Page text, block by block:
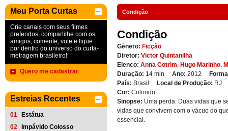
Meu Porta Curtas
Crie canais com seus filmes
preferidos, compartilhe com os
amigos, comente, vote e fique
por dentro do universo do curta-
metragem brasileiro!
Quero me cadastrar
Estreias Recentes
01
Estátua
02
Impávido Colosso
Condição
Condição
Gênero: Ficção
Diretor: Victor Quintanilha
Elenco: Anna Cotrim, Hugo Marinho,
Duração: 14 min Ano: 2012
País: Brasil Local de Produção: RJ
Cor: Colorido
Sinopse: Uma perda. Duas vidas que
vidas que convivem com o vácuo do
essencial.